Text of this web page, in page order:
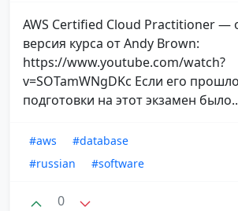
AWS Certified Cloud Practitioner —
версия курса от Andy Brown:
https://www.youtube.com/watch?
v=SOTamWNgDKc Если его
подготовки на этот экзамен
#aws
#database
#russian
#software
0